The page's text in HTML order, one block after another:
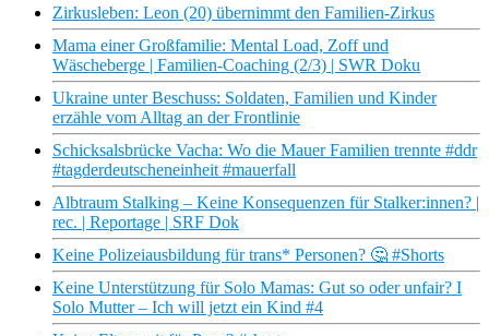
Zirkusleben: Leon (20) übernimmt den Familien-Zirkus
Mama einer Großfamilie: Mental Load, Zoff und
Wäscheberge | Familien-Coaching (2/3) | SWR Doku
Ukraine unter Beschuss: Soldaten, Familien und Kinder
erzähle vom Alltag an der Frontlinie
Schicksalsbrücke Vacha: Wo die Mauer Familien trennte #ddr
#tagderdeutscheneinheit #mauerfall
Albtraum Stalking – Keine Konsequenzen für Stalker:innen? |
rec. | Reportage | SRF Dok
Keine Polizeiausbildung für trans* Personen? 🤔 #Shorts
Keine Unterstützung für Solo Mamas: Gut so oder unfair? I
Solo Mutter – Ich will jetzt ein Kind #4